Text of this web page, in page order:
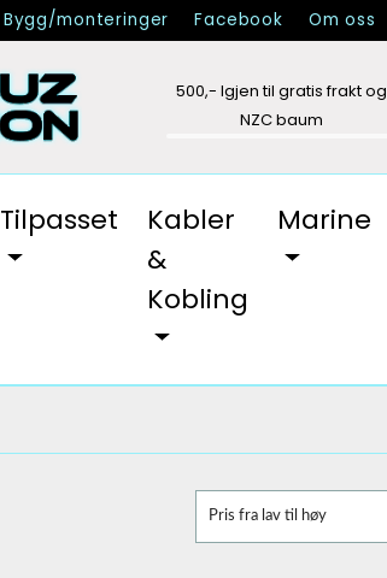
Bygg/monteringer Facebook Om oss
500,- Igjen til gratis frakt og
NZC baum
Tilpasset
Kabler
&
Kobling
Marine
Pris fra lav til høy